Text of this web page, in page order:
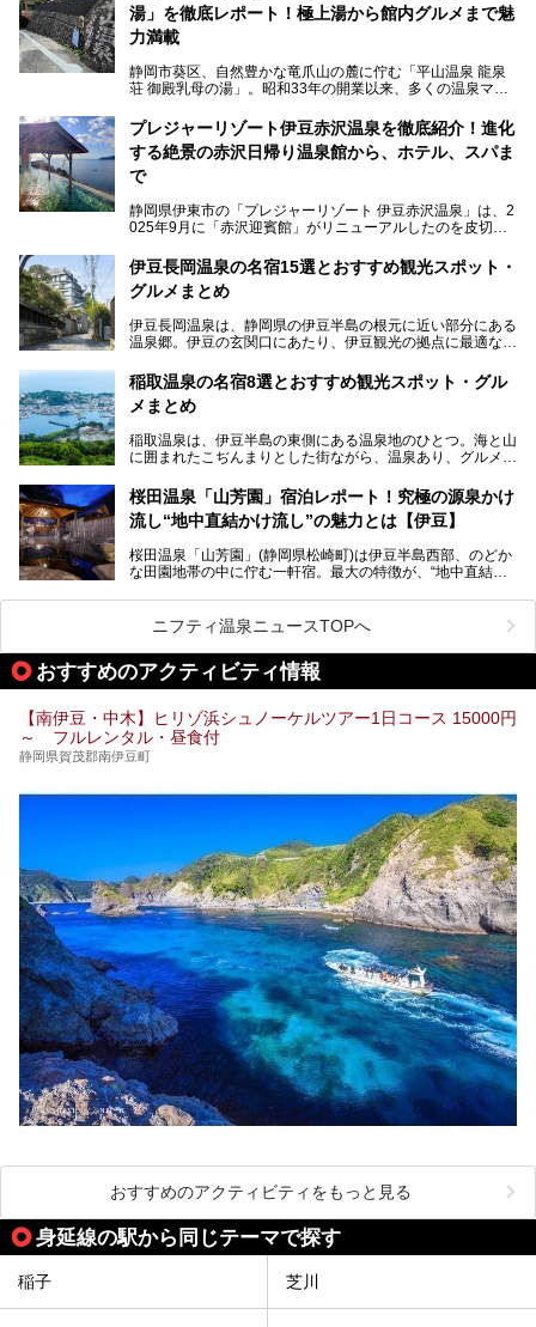
湯」を徹底レポート！極上湯から館内グルメまで魅
力満載
静岡市葵区、自然豊かな竜爪山の麓に佇む「平山温泉 龍泉
荘 御殿乳母の湯」。昭和33年の開業以来、多くの温泉マニ
極上温泉です。お湯はもちろん、実はグルメも揃っているん
です。多くのファンを持つ、その圧倒的なこだわりと魅力を
解説します。
プレジャーリゾート伊豆赤沢温泉を徹底紹介！進化
する絶景の赤沢日帰り温泉館から、ホテル、スパま
で
静岡県伊東市の「プレジャーリゾート 伊豆赤沢温泉」は、2
025年9月に「赤沢迎賓館」がリニューアルしたのを皮切り
館」、「RED 28 HOTEL」がリニューアル。さらにこのあ
とグランピング施設のGRAX EARTH FIELD（グラックスア
ースフィールド）、大型屋内アミューズメント施設のPLEA
予定。
ャー施設など、現在リニューアルオープンしている施設を中
心に、家族連れでも大人だけでも、おひとりさまでも多彩な
楽しみ方ができる「プレジャーリゾート 伊豆赤沢温泉」を
───
この記事はプレジャーリゾート 伊豆赤沢温泉のPR記事で
す。
伊豆長岡温泉の名宿15選とおすすめ観光スポット・
グルメまとめ
伊豆長岡温泉は、静岡県の伊豆半島の根元に近い部分にある
温泉郷。伊豆の玄関口にあたり、伊豆観光の拠点に最適な立
ちろん日帰りでも楽しめるのが魅力です。
この記事では、伊豆長岡温泉の歴史や魅力、おすすめの宿を
る温泉施設も紹介します！
稲取温泉の名宿8選とおすすめ観光スポット・グル
メまとめ
稲取温泉は、伊豆半島の東側にある温泉地のひとつ。海と山
に囲まれたこぢんまりとした街ながら、温泉あり、グルメあ
京からは約2時間30分、直通電車もありアクセスしやすいの
もうれしいところ。
入れる温泉施設、チェックしたい観光スポットやアクティビ
ティなどを一挙にまとめピックアップ。伊豆稲取温泉を訪れ
桜田温泉「山芳園」宿泊レポート！究極の源泉かけ
流し“地中直結かけ流し”の魅力とは【伊豆】
桜田温泉「山芳園」(静岡県松崎町)は伊豆半島西部、のどか
な田園地帯の中に佇む一軒宿。最大の特徴が、“地中直結か
地下に眠る源泉を加水・加温・消毒無し、さらには途中過程
で空気にも触れさせることなく浴槽まで提供。「究極の源泉
かけ流し」と言っても決して過言ではありません。
今回、桜田温泉「山芳園」の“温泉”を中心に、その魅力を詳
細レポート。また口コミの評判も非常に高い宿であり、客室
や食事も併せて徹底紹介します！
ニフティ温泉ニュースTOPへ
おすすめのアクティビティ情報
【南伊豆・中木】ヒリゾ浜シュノーケルツアー1日コース 15000円
～ フルレンタル・昼食付
静岡県賀茂郡南伊豆町
おすすめのアクティビティをもっと見る
身延線の駅から同じテーマで探す
稲子 芝川